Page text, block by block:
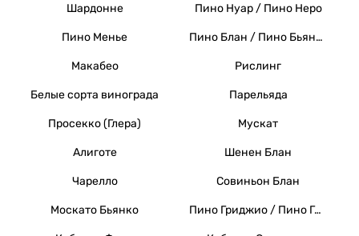
Шардонне Пино Нуар / Пино Неро
Пино Менье Пино Блан / Пино Бьянко / Вайссер Бургундер
Макабео Рислинг
Белые сорта винограда Парельяда
Просекко (Глера) Мускат
Алиготе Шенен Блан
Чарелло Совиньон Блан
Москато Бьянко Пино Гриджио / Пино Гри